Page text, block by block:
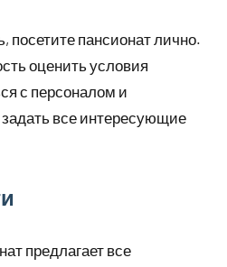
посетите пансионат лично.
оценить условия
с персоналом и
все интересующие
предлагает все